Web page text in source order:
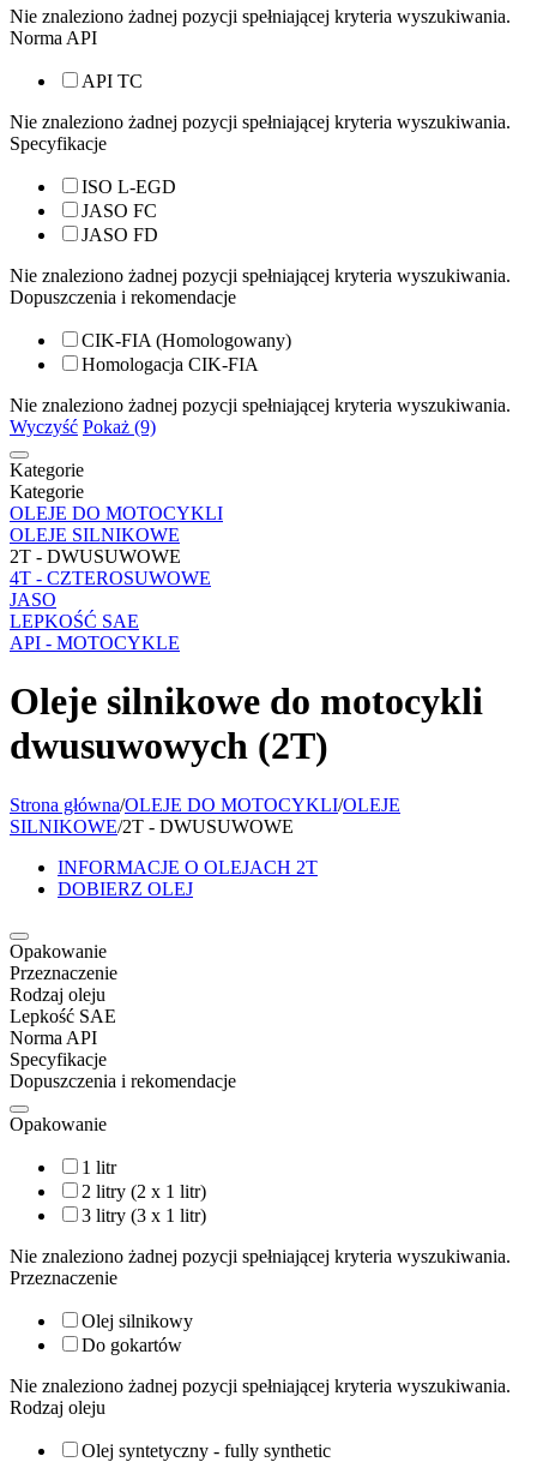
Nie znaleziono żadnej pozycji spełniającej kryteria wyszukiwania.
Norma API
API TC
Nie znaleziono żadnej pozycji spełniającej kryteria wyszukiwania.
Specyfikacje
ISO L-EGD
JASO FC
JASO FD
Nie znaleziono żadnej pozycji spełniającej kryteria wyszukiwania.
Dopuszczenia i rekomendacje
CIK-FIA (Homologowany)
Homologacja CIK-FIA
Nie znaleziono żadnej pozycji spełniającej kryteria wyszukiwania.
Wyczyść Pokaż (9)
Kategorie
Kategorie
OLEJE DO MOTOCYKLI
OLEJE SILNIKOWE
2T - DWUSUWOWE
4T - CZTEROSUWOWE
JASO
LEPKOŚĆ SAE
API - MOTOCYKLE
Oleje silnikowe do motocykli
dwusuwowych (2T)
Strona główna/OLEJE DO MOTOCYKLI/OLEJE
SILNIKOWE/2T - DWUSUWOWE
INFORMACJE O OLEJACH 2T
DOBIERZ OLEJ
Opakowanie
Przeznaczenie
Rodzaj oleju
Lepkość SAE
Norma API
Specyfikacje
Dopuszczenia i rekomendacje
Opakowanie
1 litr
2 litry (2 x 1 litr)
3 litry (3 x 1 litr)
Nie znaleziono żadnej pozycji spełniającej kryteria wyszukiwania.
Przeznaczenie
Olej silnikowy
Do gokartów
Nie znaleziono żadnej pozycji spełniającej kryteria wyszukiwania.
Rodzaj oleju
Olej syntetyczny - fully synthetic